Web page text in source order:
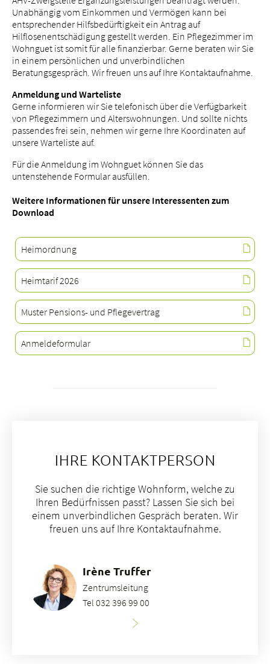
Unabhängig vom Einkommen und Vermögen kann bei
entsprechender Hilfsbedürftigkeit ein Antrag auf
Hilflosenentschädigung gestellt werden. Ein Pflegezimmer im
Wohnguet ist somit für alle finanzierbar. Gerne beraten wir Sie
in einem persönlichen und unverbindlichen
Beratungsgespräch. Wir freuen uns auf Ihre Kontaktaufnahme.
Anmeldung und Warteliste
Gerne informieren wir Sie telefonisch über die Verfügbarkeit
von Pflegezimmern und Alterswohnungen. Und sollte nichts
passendes frei sein, nehmen wir gerne Ihre Koordinaten auf
unsere Warteliste auf.
Für die Anmeldung im Wohnguet können Sie das
untenstehende Formular ausfüllen.
Weitere Informationen für unsere Interessenten zum
Download
Heimordnung
Heimtarif 2026
Muster Pensions- und Pflegevertrag
Anmeldeformular
IHRE KONTAKTPERSON
Sie suchen die richtige Wohnform, welche zu
Ihren Bedürfnissen passt? Lassen Sie sich bei
einem unverbindlichen Gespräch beraten. Wir
freuen uns auf Ihre Kontaktaufnahme.
Irène Truffer
Zentrumsleitung
Tel 032 396 99 00